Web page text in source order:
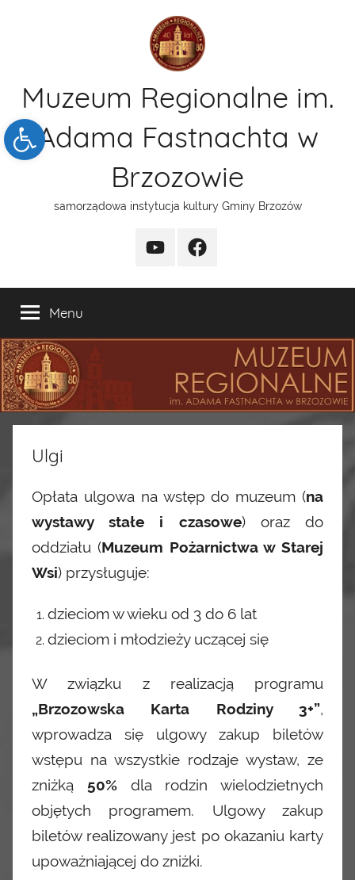
Open toolbar
Muzeum Regionalne im.
Adama Fastnachta w
Brzozowie
samorządowa instytucja kultury Gminy Brzozów
kanal
funpage
Menu
Ulgi
Opłata ulgowa na wstęp do muzeum (na
wystawy stałe i czasowe) oraz do
oddziału (Muzeum Pożarnictwa w Starej
Wsi) przysługuje:
dzieciom w wieku od 3 do 6 lat
dzieciom i młodzieży uczącej się
W związku z realizacją programu
„Brzozowska Karta Rodziny 3+”,
wprowadza się ulgowy zakup biletów
wstępu na wszystkie rodzaje wystaw, ze
zniżką 50%dla rodzin wielodzietnych
objętych programem. Ulgowy zakup
biletów realizowany jest po okazaniu karty
upoważniającej do zniżki.